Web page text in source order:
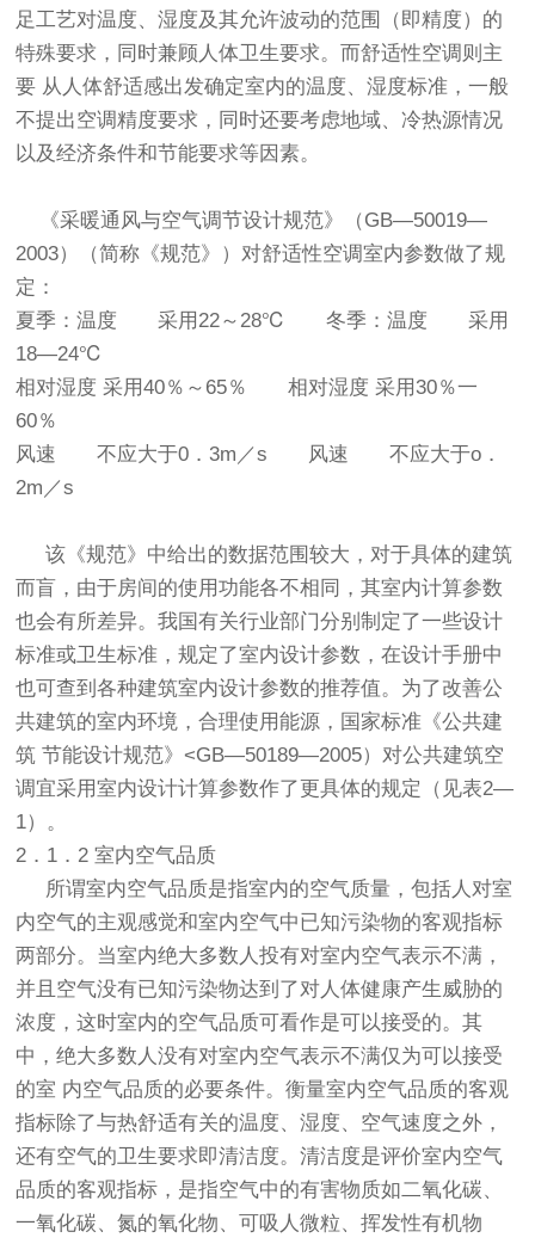
足工艺对温度、湿度及其允许波动的范围（即精度）的
特殊要求，同时兼顾人体卫生要求。而舒适性空调则主
要 从人体舒适感出发确定室内的温度、湿度标准，一般
不提出空调精度要求，同时还要考虑地域、冷热源情况
以及经济条件和节能要求等因素。
《采暖通风与空气调节设计规范》（GB—50019—
2003）（简称《规范》）对舒适性空调室内参数做了规
定：
夏季：温度 采用22～28℃ 冬季：温度 采用
18—24℃
相对湿度 采用40％～65％ 相对湿度 采用30％一
60％
风速 不应大于0．3m／s 风速 不应大于o．
2m／s
该《规范》中给出的数据范围较大，对于具体的建筑
而盲，由于房间的使用功能各不相同，其室内计算参数
也会有所差异。我国有关行业部门分别制定了一些设计
标准或卫生标准，规定了室内设计参数，在设计手册中
也可查到各种建筑室内设计参数的推荐值。为了改善公
共建筑的室内环境，合理使用能源，国家标准《公共建
筑 节能设计规范》<GB—50189—2005）对公共建筑空
调宜采用室内设计计算参数作了更具体的规定（见表2—
1）。
2．1．2 室内空气品质
所谓室内空气品质是指室内的空气质量，包括人对室
内空气的主观感觉和室内空气中已知污染物的客观指标
两部分。当室内绝大多数人投有对室内空气表示不满，
并且空气没有已知污染物达到了对人体健康产生威胁的
浓度，这时室内的空气品质可看作是可以接受的。其
中，绝大多数人没有对室内空气表示不满仅为可以接受
的室 内空气品质的必要条件。衡量室内空气品质的客观
指标除了与热舒适有关的温度、湿度、空气速度之外，
还有空气的卫生要求即清洁度。清洁度是评价室内空气
品质的客观指标，是指空气中的有害物质如二氧化碳、
一氧化碳、氮的氧化物、可吸人微粒、挥发性有机物